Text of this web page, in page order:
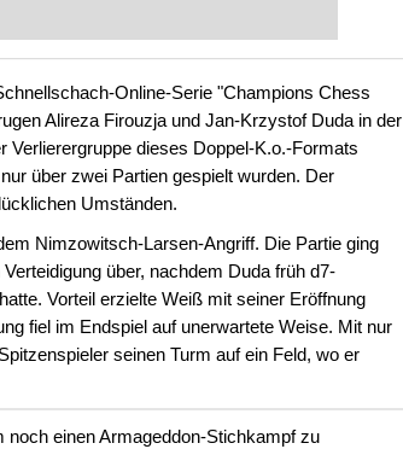
spielen: Mit
Online-Serie "Champions Chess
Alireza Firouzja und Jan-Krzystof Duda in der
Verlierergruppe dieses Doppel-K.o.-Formats
über zwei Partien gespielt wurden. Der
Umständen.
Nimzowitsch-Larsen-Angriff. Die Partie ging
über, nachdem Duda früh d7-
Vorteil erzielte Weiß mit seiner Eröffnung
fiel im Endspiel auf unerwartete Weise. Mit nur
seinen Turm auf ein Feld, wo er
noch einen Armageddon-Stichkampf zu